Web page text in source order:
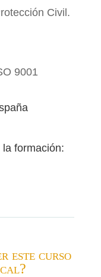
Civil.
9001
formación:
este curso